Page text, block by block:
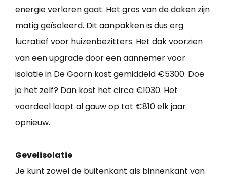
energie verloren gaat. Het gros van de daken zijn
matig geïsoleerd. Dit aanpakken is dus erg
lucratief voor huizenbezitters. Het dak voorzien
van een upgrade door een aannemer voor
isolatie in De Goorn kost gemiddeld €5300. Doe
je het zelf? Dan kost het circa €1030. Het
voordeel loopt al gauw op tot €810 elk jaar
opnieuw.
Gevelisolatie
Je kunt zowel de buitenkant als binnenkant van